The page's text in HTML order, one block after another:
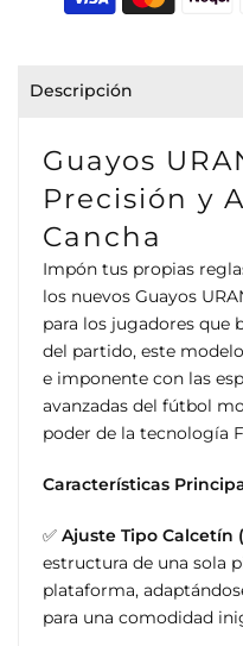
Descripción
Guayos
Precisión y
Cancha
Impón tus propias
los nuevos Guayos
para los jugadores que
del partido, este
e imponente con las
avanzadas del fútbol
poder de la tecnología
Características
✅ Ajuste Tipo Calcetín
estructura de una sola
plataforma,
para una comodidad